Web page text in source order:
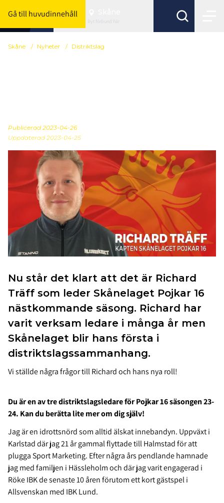
Gå till huvudinnehåll
Byt förbund här
Skåne / Nyheter / Distriktslag
Publicerad 2023-04-26
Uppdaterad 2023-04-25
Nu står det klart att det är Richard
Träff som leder Skånelaget Pojkar 16
nästkommande säsong. Richard har
varit verksam ledare i många år men
Skånelaget blir hans första i
distriktslagssammanhang.
Vi ställde några frågor till Richard och hans nya roll!
Du är en av tre distriktslagsledare för Pojkar 16 säsongen 23-
24. Kan du berätta lite mer om dig själv!
Jag är en idrottsnörd som alltid älskat innebandyn. Uppväxt i
Karlstad där jag 21 år gammal flyttade till Halmstad för att
plugga Sport Marketing. Efter några års pendlande hamnade
jag med familjen i Hässleholm och där jag varit engagerad i
Röke IBK de senaste 10 åren förutom ett kort gästspel i
Allsvenskan med IBK Lund.